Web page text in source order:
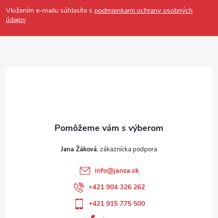
Vložením e-mailu súhlasíte s podmienkami ochrany osobných
údajov
Jana Žáková
info@janza.sk
+421 904 326 262
+421 915 775 500